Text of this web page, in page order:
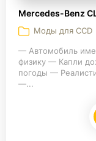
Mercedes-Benz
Моды для CCD
— Автомобиль
физику — Капли
погоды —
—...